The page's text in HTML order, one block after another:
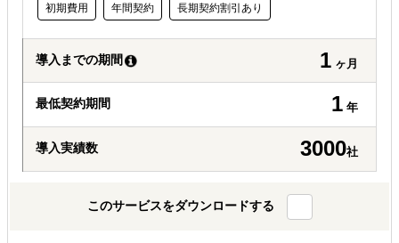
初期費用 年間契約 長期契約割引あり
導入までの期間 1 ヶ月
最低契約期間 1 年
導入実績数 3000社
このサービスをダウンロードする